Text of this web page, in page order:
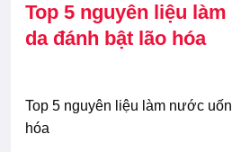
Top 5 nguyên liệu
da đánh bật lão hóa
Top 5 nguyên liệu làm nước
hóa